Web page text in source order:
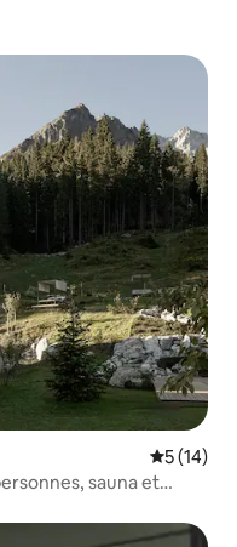
Note
5 (14)
sauna et